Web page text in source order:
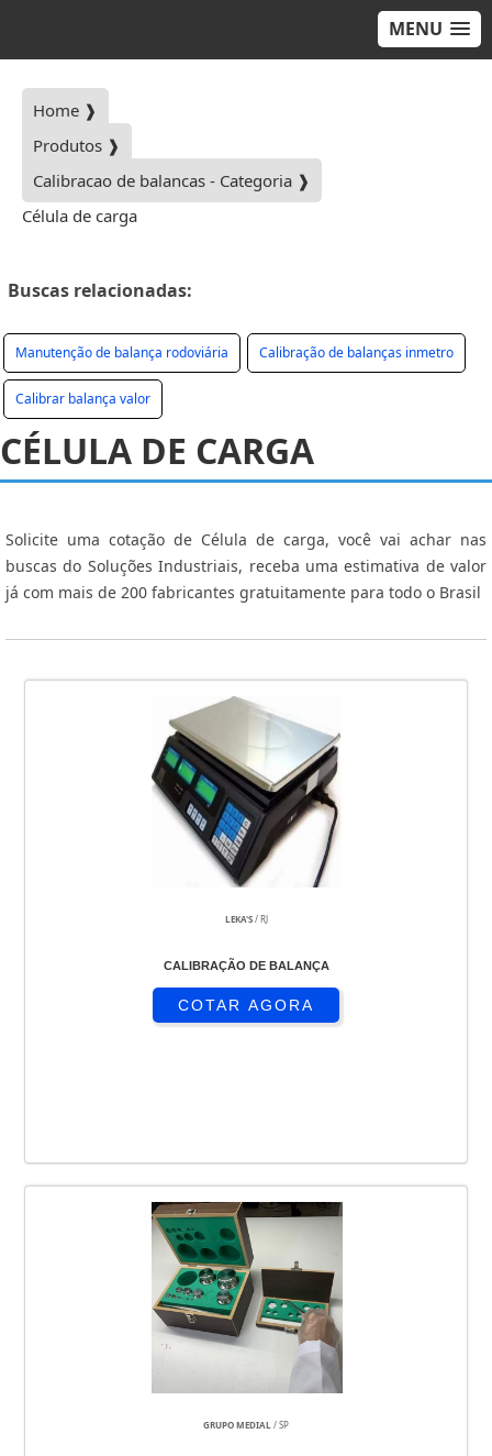
MENU
Home ❱
Produtos ❱
Calibracao de balancas - Categoria ❱
Célula de carga
Buscas relacionadas:
Manutenção de balança rodoviária Calibração de balanças inmetro
Calibrar balança valor
CÉLULA DE CARGA
Solicite uma cotação de Célula de carga, você vai achar nas
buscas do Soluções Industriais, receba uma estimativa de valor
já com mais de 200 fabricantes gratuitamente para todo o Brasil
LEKA'S/ RJ
CALIBRAÇÃO DE BALANÇA
COTAR AGORA
GRUPO MEDIAL/ SP